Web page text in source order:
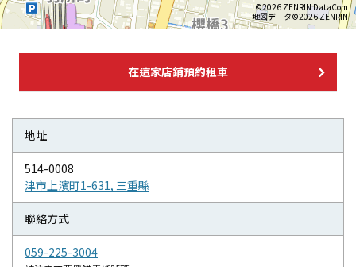
©2026 ZENRIN DataCom
地図データ©2026 ZENRIN
在這家店鋪預約租車
地址
514-0008
津市上濱町1-631, 三重縣
聯絡方式
059-225-3004